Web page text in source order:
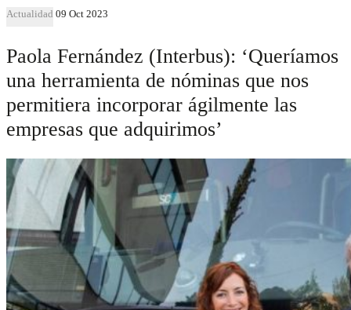
Actualidad 09 Oct 2023
Paola Fernández (Interbus): ‘Queríamos
una herramienta de nóminas que nos
permitiera incorporar ágilmente las
empresas que adquirimos’